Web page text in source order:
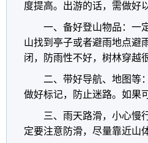
度提高。出游的话，需做好
一、备好登山物品：一
山找到亭子或者避雨地点避
闭，防雨性不好，树林穿越
二、带好导航、地图等
做好标记，防止迷路。如果
三、雨天路滑，小心慢
定要注意防滑，尽量靠近山